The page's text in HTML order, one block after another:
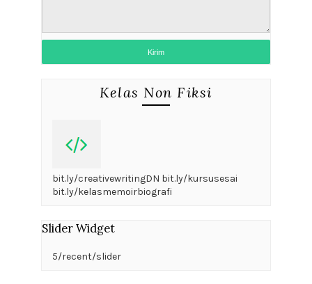
Kelas Non Fiksi
bit.ly/creativewritingDN bit.ly/kursusesai
bit.ly/kelasmemoirbiografi
Slider Widget
5/recent/slider